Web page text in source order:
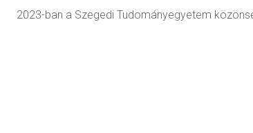
2023-ban a Szegedi Tudományegyetem